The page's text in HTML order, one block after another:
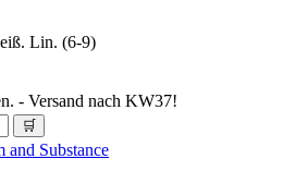
Lin. (6-9)
- Versand nach KW37!